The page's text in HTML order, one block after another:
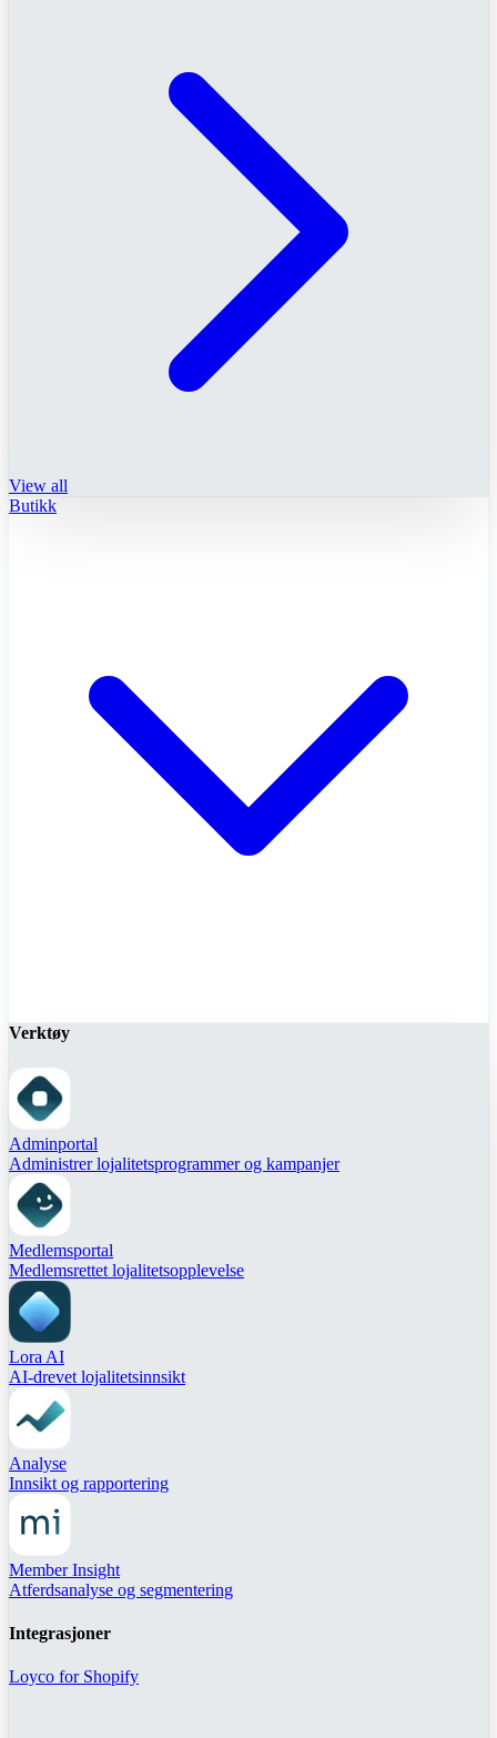
View all
Butikk
Verktøy
Adminportal
Administrer lojalitetsprogrammer og kampanjer
Medlemsportal
Medlemsrettet lojalitetsopplevelse
Lora AI
AI-drevet lojalitetsinnsikt
Analyse
Innsikt og rapportering
Member Insight
Atferdsanalyse og segmentering
Integrasjoner
Loyco for Shopify